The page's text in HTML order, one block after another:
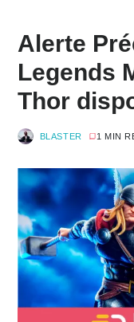
Alerte
Legends
Thor
BLASTER 1 MIN